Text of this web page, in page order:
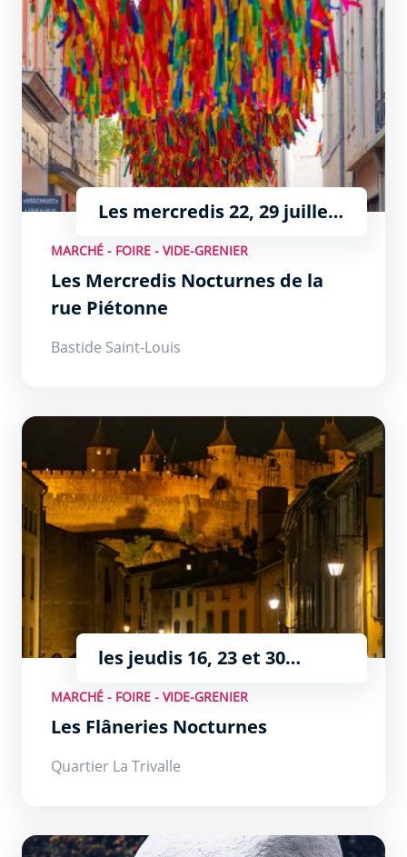
Les mercredis 22, 29 juillet
et 5 et 12 août de 19h à 22h
MARCHÉ - FOIRE - VIDE-GRENIER
Les Mercredis Nocturnes de la
rue Piétonne
Bastide Saint-Louis
Les Flâneries Nocturnes
les jeudis 16, 23 et 30
juillet, 6 et 13 août de 18h à
MARCHÉ - FOIRE - VIDE-GRENIER
Les Flâneries Nocturnes
Quartier La Trivalle
Lenny Marsouin